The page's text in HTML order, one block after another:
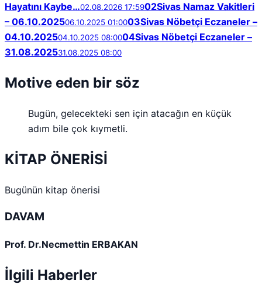
Hayatını Kaybe…02.08.2026 17:5902Sivas Namaz Vakitleri
– 06.10.202506.10.2025 01:0003Sivas Nöbetçi Eczaneler –
04.10.202504.10.2025 08:0004Sivas Nöbetçi Eczaneler –
31.08.202531.08.2025 08:00
Motive eden bir söz
Bugün, gelecekteki sen için atacağın en küçük
adım bile çok kıymetli.
KİTAP ÖNERİSİ
Bugünün kitap önerisi
DAVAM
Prof. Dr.Necmettin ERBAKAN
İlgili Haberler